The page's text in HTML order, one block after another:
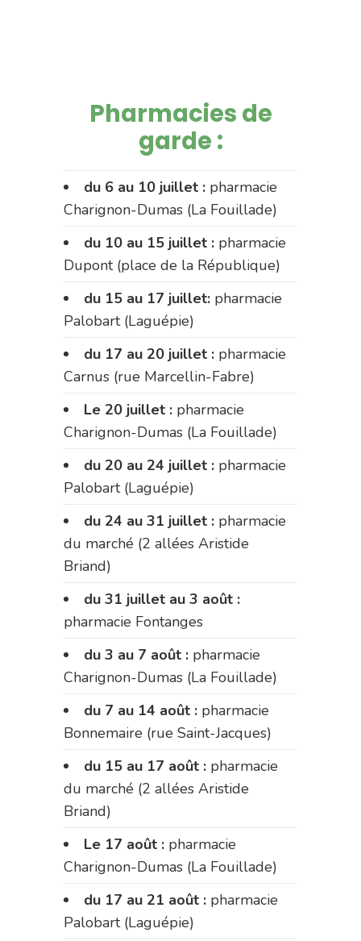
Pharmacies de
garde :
du 6 au 10 juillet : pharmacie
Charignon-Dumas (La Fouillade)
du 10 au 15 juillet : pharmacie
Dupont (place de la République)
du 15 au 17 juillet: pharmacie
Palobart (Laguépie)
du 17 au 20 juillet : pharmacie
Carnus (rue Marcellin-Fabre)
Le 20 juillet : pharmacie
Charignon-Dumas (La Fouillade)
du 20 au 24 juillet : pharmacie
Palobart (Laguépie)
du 24 au 31 juillet : pharmacie
du marché (2 allées Aristide
Briand)
du 31 juillet au 3 août :
pharmacie Fontanges
du 3 au 7 août : pharmacie
Charignon-Dumas (La Fouillade)
du 7 au 14 août : pharmacie
Bonnemaire (rue Saint-Jacques)
du 15 au 17 août : pharmacie
du marché (2 allées Aristide
Briand)
Le 17 août : pharmacie
Charignon-Dumas (La Fouillade)
du 17 au 21 août : pharmacie
Palobart (Laguépie)